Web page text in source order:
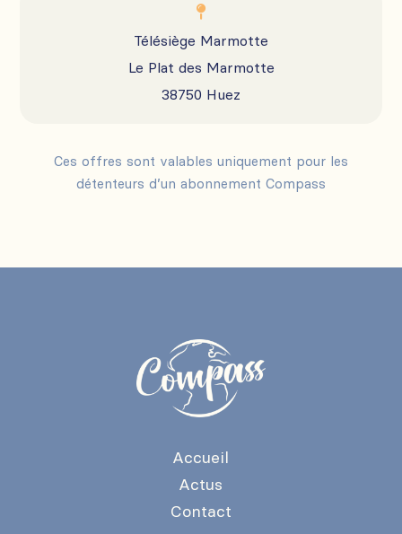

Télésiège Marmotte
Le Plat des Marmotte
38750 Huez
Ces offres sont valables uniquement pour les
détenteurs d’un abonnement Compass
Accueil
Actus
Contact